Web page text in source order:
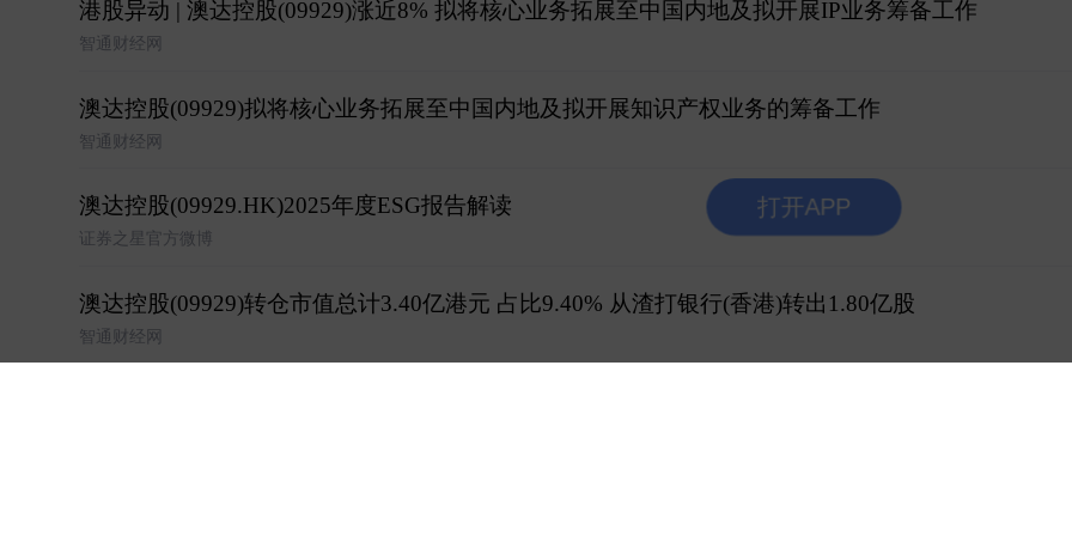
港股异动 | 澳达控股(09929)涨近8% 拟将核心业务拓展至中国内地及拟开展IP业务筹备工作
智通财经网
澳达控股(09929)拟将核心业务拓展至中国内地及拟开展知识产权业务的筹备工作
智通财经网
澳达控股(09929.HK)2025年度ESG报告解读
证券之星官方微博
澳达控股(09929)转仓市值总计3.40亿港元 占比9.40% 从渣打银行(香港)转出1.80亿股
智通财经网
打开APP